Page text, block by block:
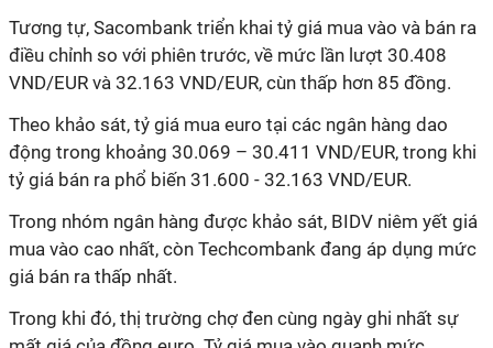
Tương tự, Sacombank triển khai tỷ giá mua vào và bán ra
điều chỉnh so với phiên trước, về mức lần lượt 30.408
VND/EUR và 32.163 VND/EUR, cùn thấp hơn 85 đồng.
Theo khảo sát, tỷ giá mua euro tại các ngân hàng dao
động trong khoảng 30.069 – 30.411 VND/EUR, trong khi
tỷ giá bán ra phổ biến 31.600 - 32.163 VND/EUR.
Trong nhóm ngân hàng được khảo sát, BIDV niêm yết giá
mua vào cao nhất, còn Techcombank đang áp dụng mức
giá bán ra thấp nhất.
Trong khi đó, thị trường chợ đen cùng ngày ghi nhất sự